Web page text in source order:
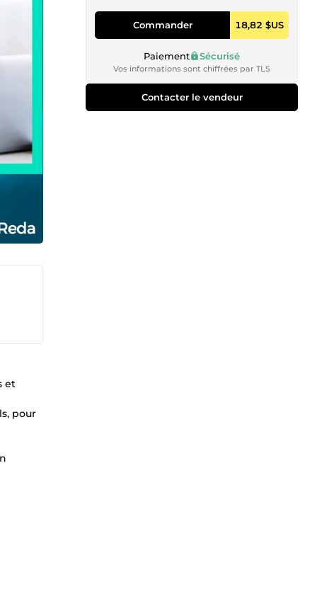
et
pour
Commander 18,82 $US
Paiement Sécurisé
Vos informations sont chiffrées par TLS
Contacter le vendeur